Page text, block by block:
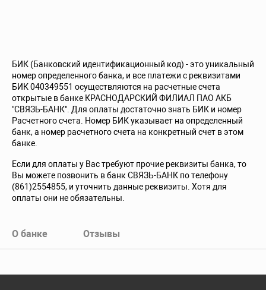
БИК (Банковский идентификационный код) - это уникальный
номер определенного банка, и все платежи с реквизитами
БИК 040349551 осуществляются на расчетные счета
открытые в банке КРАСНОДАРСКИЙ ФИЛИАЛ ПАО АКБ
"СВЯЗЬ-БАНК". Для оплаты достаточно знать БИК и номер
Расчетного счета. Номер БИК указывает на определенный
банк, а номер расчетного счета на конкретный счет в этом
банке.
Если для оплаты у Вас требуют прочие реквизиты банка, то
Вы можете позвонить в банк СВЯЗЬ-БАНК по телефону
(861)2554855, и уточнить данные реквизиты. Хотя для
оплаты они не обязательны.
О банке Отзывы